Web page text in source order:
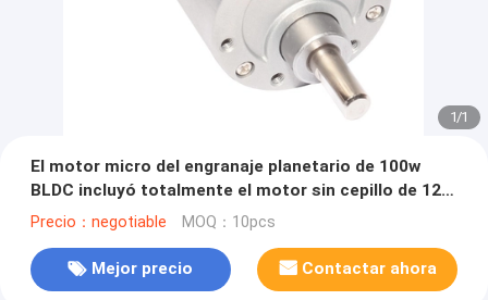
1/1
El motor micro del engranaje planetario de 100w
BLDC incluyó totalmente el motor sin cepillo de 12V
4 poste
Precio：negotiable MOQ：10pcs
Mejor precio Contactar ahora